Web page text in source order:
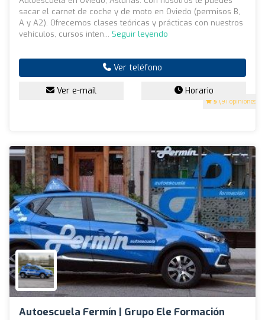
5 (91 opiniones)
sacar el carnet de coche y de moto en Oviedo (permisos B,
A y A2). Ofrecemos clases teóricas y prácticas con nuestros
vehículos, cursos inten... Seguir leyendo
Ver teléfono
Ver e-mail Horario
Autoescuela Fermín | Grupo Ele Formación